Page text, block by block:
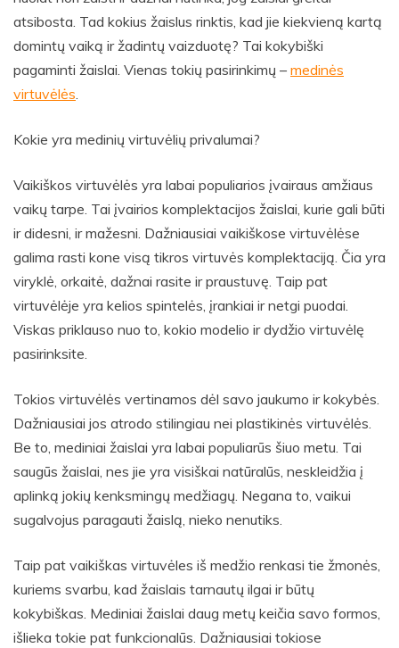
atsibosta. Tad kokius žaislus rinktis, kad jie kiekvieną kartą
domintų vaiką ir žadintų vaizduotę? Tai kokybiški
pagaminti žaislai. Vienas tokių pasirinkimų – medinės
virtuvėlės.
Kokie yra medinių virtuvėlių privalumai?
Vaikiškos virtuvėlės yra labai populiarios įvairaus amžiaus
vaikų tarpe. Tai įvairios komplektacijos žaislai, kurie gali būti
ir didesni, ir mažesni. Dažniausiai vaikiškose virtuvėlėse
galima rasti kone visą tikros virtuvės komplektaciją. Čia yra
viryklė, orkaitė, dažnai rasite ir praustuvę. Taip pat
virtuvėlėje yra kelios spintelės, įrankiai ir netgi puodai.
Viskas priklauso nuo to, kokio modelio ir dydžio virtuvėlę
pasirinksite.
Tokios virtuvėlės vertinamos dėl savo jaukumo ir kokybės.
Dažniausiai jos atrodo stilingiau nei plastikinės virtuvėlės.
Be to, mediniai žaislai yra labai populiarūs šiuo metu. Tai
saugūs žaislai, nes jie yra visiškai natūralūs, neskleidžia į
aplinką jokių kenksmingų medžiagų. Negana to, vaikui
sugalvojus paragauti žaislą, nieko nenutiks.
Taip pat vaikiškas virtuvėles iš medžio renkasi tie žmonės,
kuriems svarbu, kad žaislais tarnautų ilgai ir būtų
kokybiškas. Mediniai žaislai daug metų keičia savo formos,
išlieka tokie pat funkcionalūs. Dažniausiai tokiose